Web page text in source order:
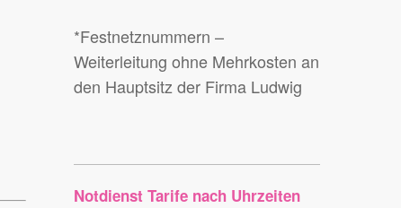
*Festnetznummern –
Weiterleitung ohne Mehrkosten an
den Hauptsitz der Firma Ludwig
Notdienst Tarife nach Uhrzeiten